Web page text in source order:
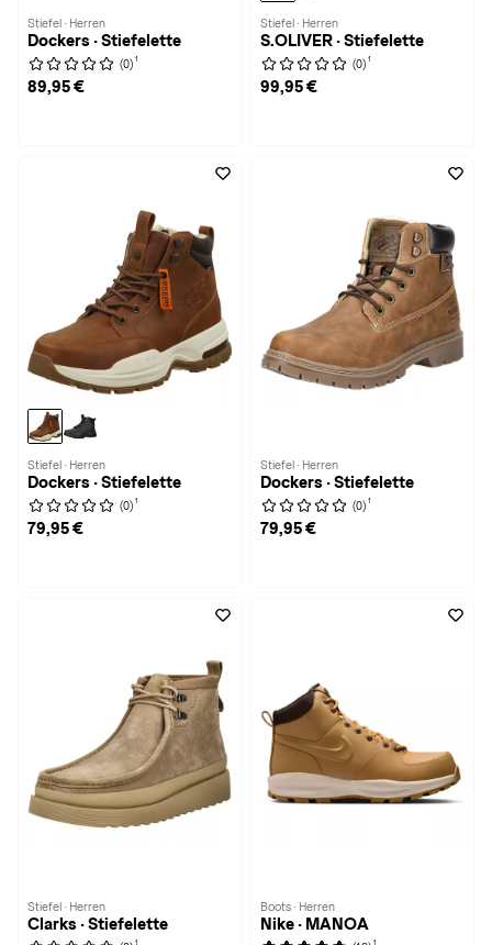
Stiefel · Herren
Dockers · Stiefelette
(0) 1
89,95 €
Stiefel · Herren
S.OLIVER · Stiefelette
(0) 1
99,95 €
Stiefel · Herren
Dockers · Stiefelette
(0) 1
79,95 €
Stiefel · Herren
Dockers · Stiefelette
(0) 1
79,95 €
Stiefel · Herren
Clarks · Stiefelette
1
Boots · Herren
Nike · MANOA
1